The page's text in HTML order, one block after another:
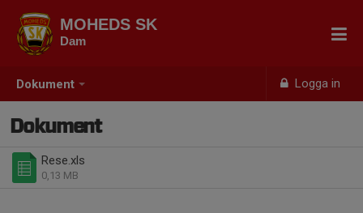
Dokument Logga in
MOHEDS SK
Dam
Dokument
Rese.xls
0,13 MB